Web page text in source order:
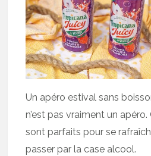
Un apéro estival sans
n’est pas vraiment un
sont parfaits pour se
passer par la case alcool.